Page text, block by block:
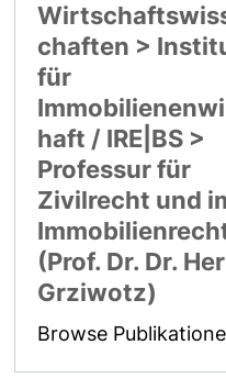
chaften >
für
haft / IRE|BS >
Professur für
Zivilrecht und
(Prof. Dr. Dr.
Grziwotz)
Browse